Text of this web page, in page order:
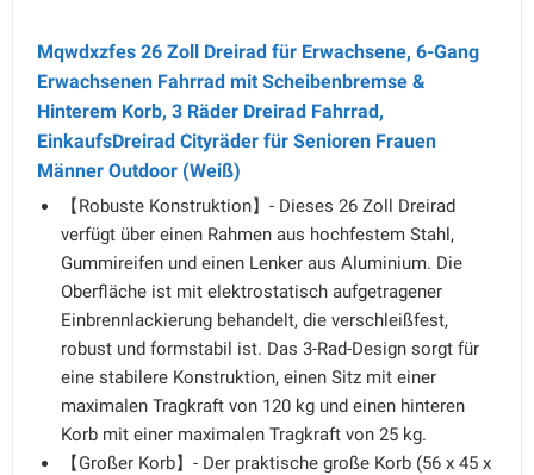
Mqwdxzfes 26 Zoll Dreirad für Erwachsene, 6-Gang
Erwachsenen Fahrrad mit Scheibenbremse &
Hinterem Korb, 3 Räder Dreirad Fahrrad,
EinkaufsDreirad Cityräder für Senioren Frauen
Männer Outdoor (Weiß)
【Robuste Konstruktion】- Dieses 26 Zoll Dreirad
verfügt über einen Rahmen aus hochfestem Stahl,
Gummireifen und einen Lenker aus Aluminium. Die
Oberfläche ist mit elektrostatisch aufgetragener
Einbrennlackierung behandelt, die verschleißfest,
robust und formstabil ist. Das 3-Rad-Design sorgt für
eine stabilere Konstruktion, einen Sitz mit einer
maximalen Tragkraft von 120 kg und einen hinteren
Korb mit einer maximalen Tragkraft von 25 kg.
【Großer Korb】- Der praktische große Korb (56 x 45 x